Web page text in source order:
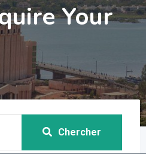
Your
Chercher